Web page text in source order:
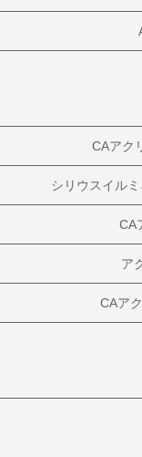
CAアク
シリウスイル
CA
ア
CAア